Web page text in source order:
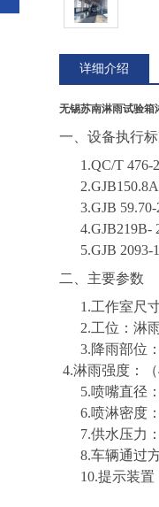
详细介绍
无锡苏南淋雨试验箱
一、 设备执行
1.QC/T
2.
3.GJB
4.
5.GJB
二、主要参数
1.工作室尺
2.工位：淋
3.降雨部位
4.淋雨强度：（
5.喷嘴直径
6.喷淋密度
7.供水压力
8.车辆通过
10.提示装